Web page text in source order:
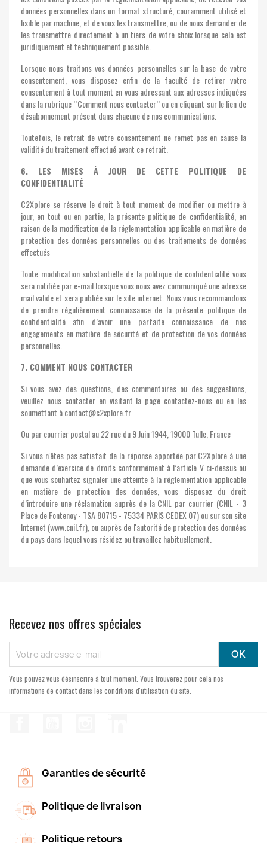
données personnelles dans un format structuré, couramment utilisé et
lisible par machine, et de vous les transmettre, ou de nous demander de
les transmettre directement à un tiers de votre choix lorsque cela est
juridiquement et techniquement possible.
Lorsque nous traitons vos données personnelles sur la base de votre
consentement, vous disposez enfin de la faculté de retirer votre
consentement à tout moment en vous adressant aux adresses indiquées
dans la rubrique ’’Comment nous contacter’’ ou en cliquant sur le lien de
désabonnement présent dans chacune de nos communications.
Toutefois, le retrait de votre consentement ne remet pas en cause la
validité du traitement effectué avant ce retrait.
6. LES MISES À JOUR DE CETTE POLITIQUE DE
CONFIDENTIALITÉ
C2Xplore se réserve le droit à tout moment de modifier ou mettre à
jour, en tout ou en partie, la présente politique de confidentialité, en
raison de la modification de la réglementation applicable en matière de
protection des données personnelles ou des traitements de données
effectués
Toute modification substantielle de la politique de confidentialité vous
sera notifiée par e-mail lorsque vous nous avez communiqué une adresse
mail valide et sera publiée sur le site internet. Nous vous recommandons
de prendre régulièrement connaissance de la présente politique de
confidentialité afin d’avoir une parfaite connaissance de nos
engagements en matière de sécurité et de protection de vos données
personnelles.
7. COMMENT NOUS CONTACTER
Si vous avez des questions, des commentaires ou des suggestions,
veuillez nous contacter en visitant la page contactez-nous ou en les
soumettant à contact@c2xplore.fr
Ou par courrier postal au 22 rue du 9 Juin 1944, 19000 Tulle, France
Si vous n'êtes pas satisfait de la réponse apportée par C2Xplore à une
demande d’exercice de droits conformément à l’article V ci-dessus ou
que vous souhaitez signaler une atteinte à la réglementation applicable
en matière de protection des données, vous disposez du droit
d’introduire une réclamation auprès de la CNIL par courrier (CNIL - 3
Place de Fontenoy - TSA 80715 - 75334 PARIS CEDEX 07) ou sur son site
Internet (www.cnil.fr), ou auprès de l'autorité de protection des données
du pays dans lequel vous résidez ou travaillez habituellement.
Recevez nos offres spéciales
Vous pouvez vous désinscrire à tout moment. Vous trouverez pour cela nos
informations de contact dans les conditions d'utilisation du site.
Garanties de sécurité
Politique de livraison
Politique retours